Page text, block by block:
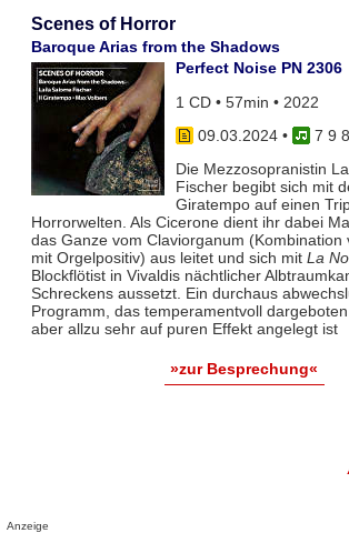
Scenes of Horror
Baroque Arias from the Shadows
Perfect Noise PN 2306
1 CD • 57min • 2022
09.03.2024•
7 9 8
Die Mezzosopranistin
Fischer begibt sich mit
Giratempo auf einen
Horrorwelten. Als Cicerone dient ihr dabei
das Ganze vom Claviorganum (Kombination
mit Orgelpositiv) aus leitet und sich mit La
Blockflötist in Vivaldis nächtlicher
Schreckens aussetzt. Ein durchaus
Programm, das temperamentvoll
aber allzu sehr auf puren Effekt angelegt ist
»zur Besprechung«
Anzeige